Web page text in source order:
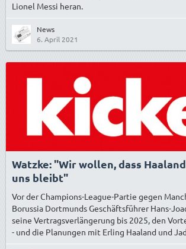
Lionel Messi heran.
News
6. April 2021
Watzke: "Wir wollen, dass
uns bleibt"
Vor der Champions-League-Partie gegen
Borussia Dortmunds Geschäftsführer Hans-
seine Vertragsverlängerung bis 2025, den
- und die Planungen mit Erling Haaland und